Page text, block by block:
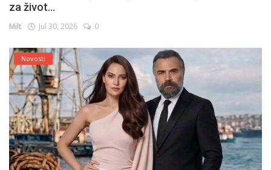
za život...
Milt Jul 30, 2026 0
Novosti